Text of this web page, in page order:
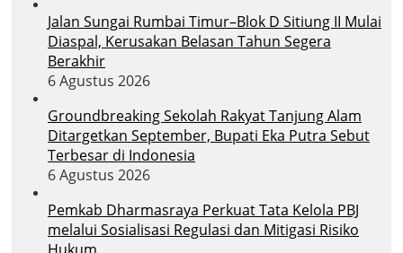
Jalan Sungai Rumbai Timur–Blok D Sitiung II Mulai
Diaspal, Kerusakan Belasan Tahun Segera
Berakhir
6 Agustus 2026
Groundbreaking Sekolah Rakyat Tanjung Alam
Ditargetkan September, Bupati Eka Putra Sebut
Terbesar di Indonesia
6 Agustus 2026
Pemkab Dharmasraya Perkuat Tata Kelola PBJ
melalui Sosialisasi Regulasi dan Mitigasi Risiko